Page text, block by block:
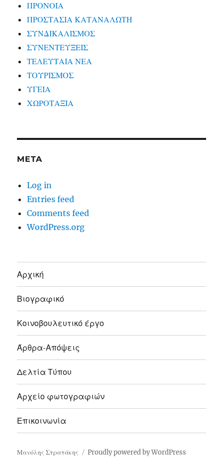
ΠΡΟΝΟΙΑ
ΠΡΟΣΤΑΣΙΑ ΚΑΤΑΝΑΛΩΤΗ
ΣΥΝΔΙΚΑΛΙΣΜΟΣ
ΣΥΝΕΝΤΕΥΞΕΙΣ
ΤΕΛΕΥΤΑΙΑ ΝΕΑ
ΤΟΥΡΙΣΜΟΣ
ΥΓΕΙΑ
ΧΩΡΟΤΑΞΙΑ
META
Log in
Entries feed
Comments feed
WordPress.org
Αρχική
Βιογραφικό
Κοινοβουλευτικό έργο
Άρθρα-Απόψεις
Δελτία Τύπου
Αρχείο φωτογραφιών
Επικοινωνία
Μανόλης Στρατάκης Proudly powered by WordPress